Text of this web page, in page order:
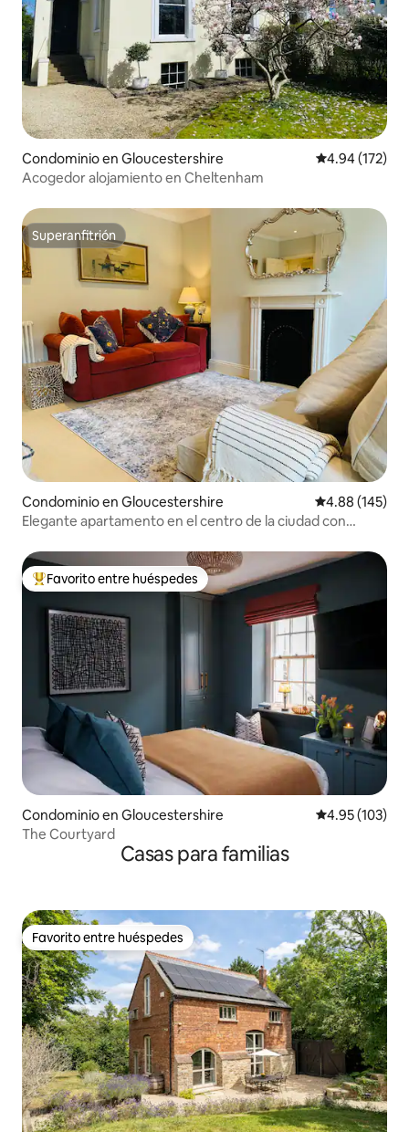
Condominio en Gloucestershire Calificación
4.94 (172)
Acogedor alojamiento en Cheltenham
Superanfitrión
Superanfitrión
Condominio en Gloucestershire Calificación
4.88 (145)
Elegante apartamento en el centro de la ciudad con
De los mejores en Favorito entre huéspedes
Favorito entre huéspedes
Condominio en Gloucestershire Calificación
4.95 (103)
The Courtyard
Casas para familias
Favorito entre huéspedes
Favorito entre huéspedes